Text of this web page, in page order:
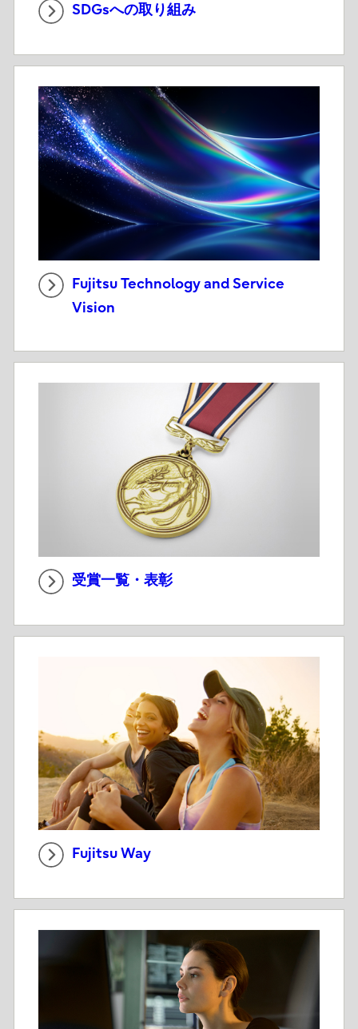
SDGsへの取り組み
Fujitsu Technology and Service
Vision
受賞一覧・表彰
Fujitsu Way